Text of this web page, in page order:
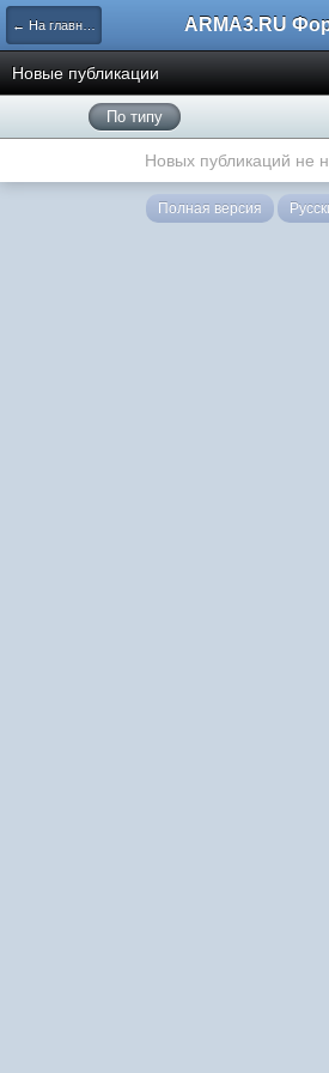
← На главную
Новые публикации
По типу
Новых публикаций не
Полная версия